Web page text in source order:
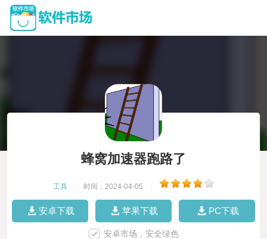
蜂窝加速器跑路了
工具 时间：2024-04-05
安卓下载 苹果下载 PC下载
安卓市场，安全绿色